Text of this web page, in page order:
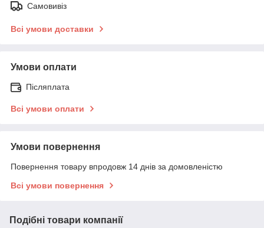
Самовивіз
Всі умови доставки
Умови оплати
Післяплата
Всі умови оплати
Умови повернення
Повернення товару впродовж 14 днів за домовленістю
Всі умови повернення
Подібні товари компанії